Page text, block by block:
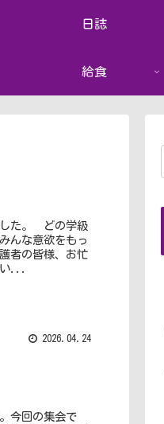
日誌
給食
した。 どの学級
んな意欲をもっ
者の皆様、お忙
い...
2026.04.24
今回の集会で